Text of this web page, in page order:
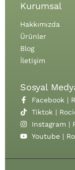
Kurumsal
Hakkımızda
Ürünler
Blog
İletişim
Sosyal
Facebook |
Tiktok |
Instagram |
Youtube |